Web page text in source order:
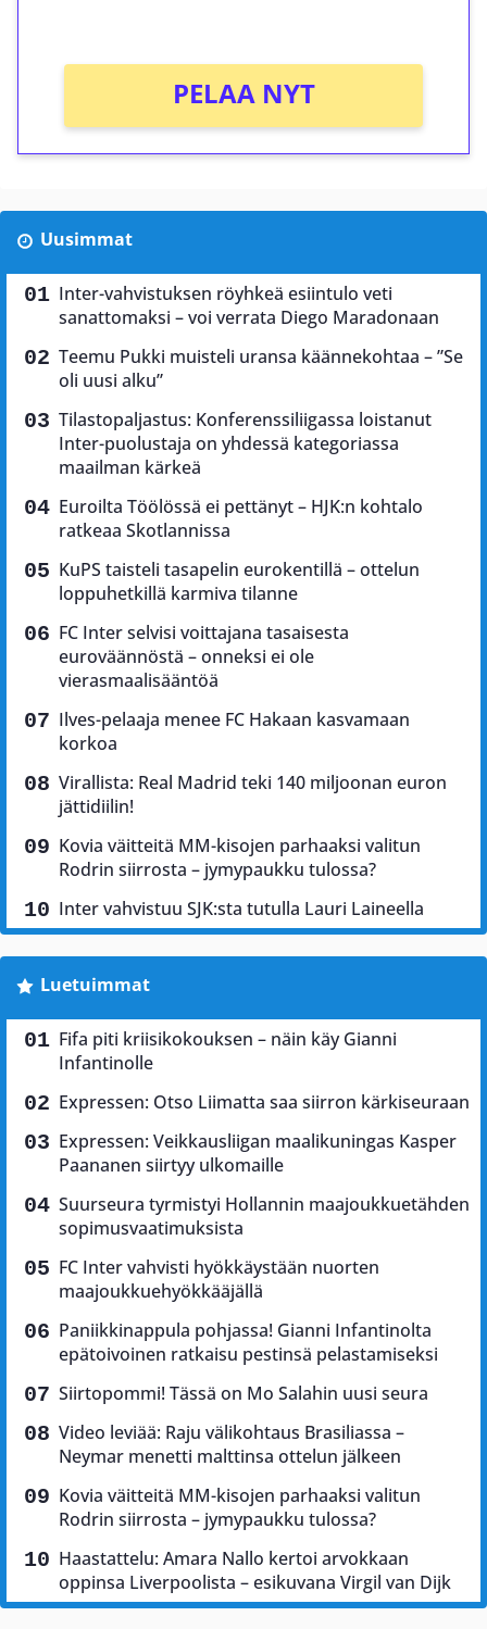
PELAA NYT
Uusimmat
Inter-vahvistuksen röyhkeä esiintulo veti
sanattomaksi – voi verrata Diego Maradonaan
Teemu Pukki muisteli uransa käännekohtaa – ”Se
oli uusi alku”
Tilastopaljastus: Konferenssiliigassa loistanut
Inter-puolustaja on yhdessä kategoriassa
maailman kärkeä
Euroilta Töölössä ei pettänyt – HJK:n kohtalo
ratkeaa Skotlannissa
KuPS taisteli tasapelin eurokentillä – ottelun
loppuhetkillä karmiva tilanne
FC Inter selvisi voittajana tasaisesta
euroväännöstä – onneksi ei ole
vierasmaalisääntöä
Ilves-pelaaja menee FC Hakaan kasvamaan
korkoa
Virallista: Real Madrid teki 140 miljoonan euron
jättidiilin!
Kovia väitteitä MM-kisojen parhaaksi valitun
Rodrin siirrosta – jymypaukku tulossa?
Inter vahvistuu SJK:sta tutulla Lauri Laineella
Luetuimmat
Fifa piti kriisikokouksen – näin käy Gianni
Infantinolle
Expressen: Otso Liimatta saa siirron kärkiseuraan
Expressen: Veikkausliigan maalikuningas Kasper
Paananen siirtyy ulkomaille
Suurseura tyrmistyi Hollannin maajoukkuetähden
sopimusvaatimuksista
FC Inter vahvisti hyökkäystään nuorten
maajoukkuehyökkääjällä
Paniikkinappula pohjassa! Gianni Infantinolta
epätoivoinen ratkaisu pestinsä pelastamiseksi
Siirtopommi! Tässä on Mo Salahin uusi seura
Video leviää: Raju välikohtaus Brasiliassa –
Neymar menetti malttinsa ottelun jälkeen
Kovia väitteitä MM-kisojen parhaaksi valitun
Rodrin siirrosta – jymypaukku tulossa?
Haastattelu: Amara Nallo kertoi arvokkaan
oppinsa Liverpoolista – esikuvana Virgil van Dijk